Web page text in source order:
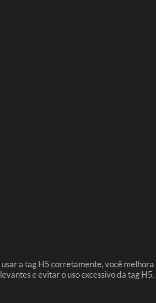
a tag H5 corretamente, você
e evitar o uso excessivo da tag